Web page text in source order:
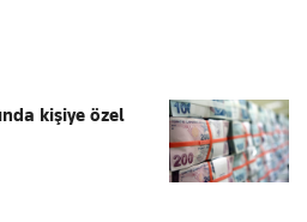
kişiye özel